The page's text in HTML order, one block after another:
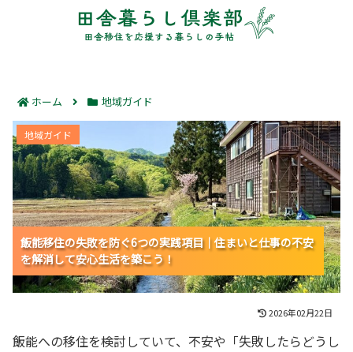
ホーム 地域ガイド
飯能移住の失敗を防ぐ6つの実践項目｜住まいと仕事の
不安を解消して安心生活を築こう！
飯能移住の失敗を防ぐ6つの実践項目｜住まいと仕事の不安
を解消して安心生活を築こう！
飯能移住の失敗を防ぐ6つの実践項目｜住まいと仕事の不安
を解消して安心生活を築こう！
飯能移住の失敗を防ぐ6つの実践項目｜住まいと仕事の不安
を解消して安心生活を築こう！
地域ガイド
2026年02月22日
飯能への移住を検討していて、不安や「失敗したらどうし